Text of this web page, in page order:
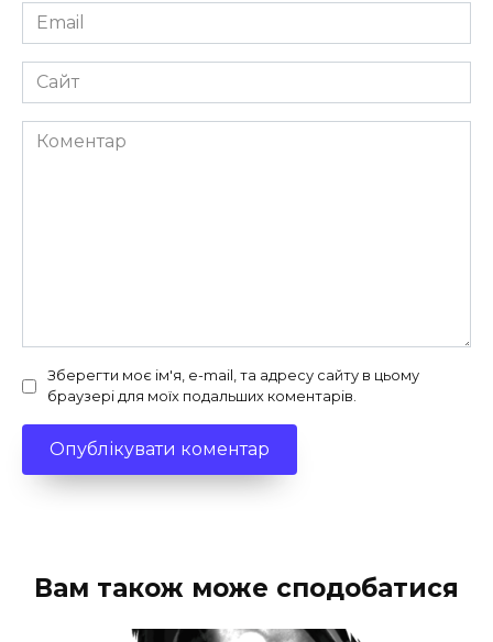
Email
*
Сайт
Коментар
Зберегти моє ім'я, e-mail, та адресу сайту в цьому
браузері для моїх подальших коментарів.
Вам також може сподобатися